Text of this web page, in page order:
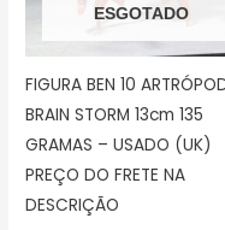
ESGOTADO
FIGURA BEN 10
BRAIN STORM 13cm 135
GRAMAS – USADO (UK)
PREÇO DO FRETE NA
DESCRIÇÃO